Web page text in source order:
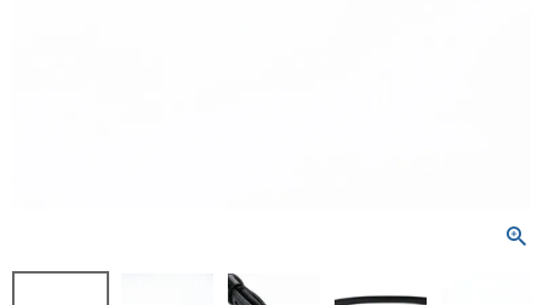
はじめてご利用の方へ